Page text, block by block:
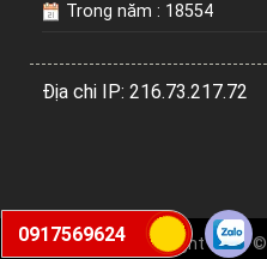
0917569624
Trong năm : 18554
Địa chi IP: 216.73.217.72
Copyright 2026 ©